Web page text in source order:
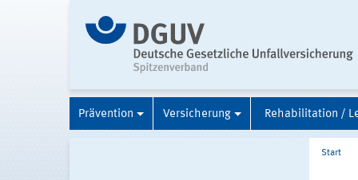
Prävention Versicherung Rehabilitation /
Start